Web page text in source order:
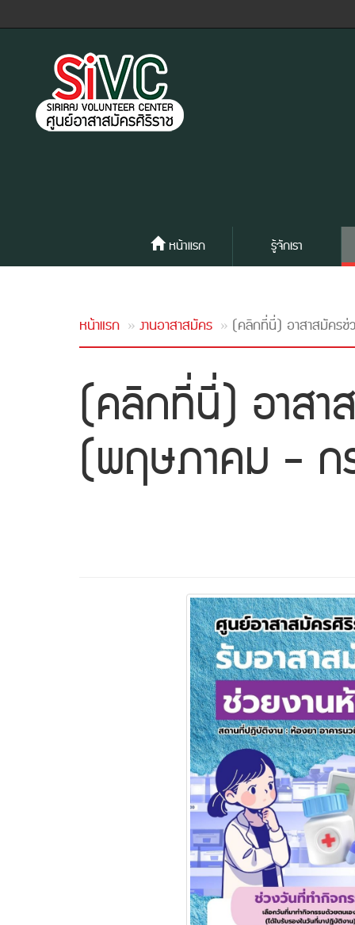
หน้าแรก รู้จักเรา
หน้าแรก งานอาสาสมัคร (คลิกที่นี่) อาสาสมัคร
(คลิกที่นี่) อาสา
(พฤษภาคม - ก